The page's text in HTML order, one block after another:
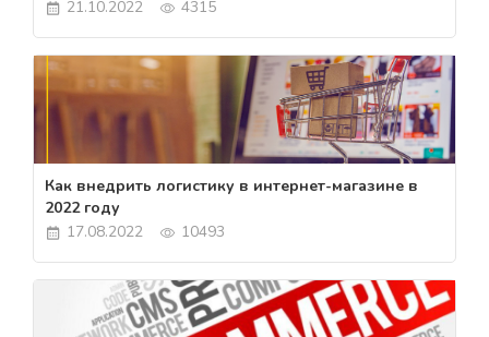
21.10.2022
4315
Как внедрить логистику в интернет-магазине в
2022 году
17.08.2022
10493